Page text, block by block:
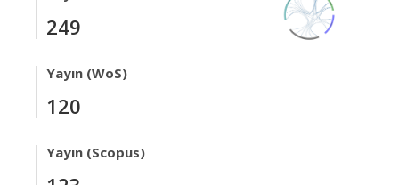
249
Yayın (WoS)
120
Yayın (Scopus)